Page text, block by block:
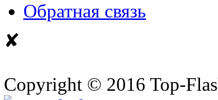
Обратная связь
✘
Copyright © 2016 Top-